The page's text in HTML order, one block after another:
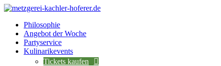
Philosophie
Angebot der Woche
Partyservice
Kulinarikevents
Tickets kaufen